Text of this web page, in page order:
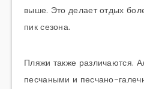
выше. Это делает отдых
пик сезона.
Пляжи также различаются.
песчаными и песчано-